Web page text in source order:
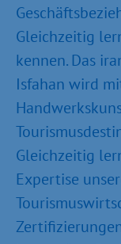
Gleichzeitig
kennen. Das
Isfahan wird
Gleichzeitig
Expertise